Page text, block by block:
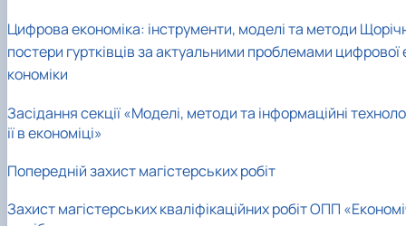
Цифрова економіка: інструменти, моделі та методи
постери гуртківців за актуальними проблемами цифрової
кономіки
Засідання секції «Моделі, методи та інформаційні
ії в економіці»
Попередній захист магістерських робіт
Захист магістерських кваліфікаційних робіт ОПП